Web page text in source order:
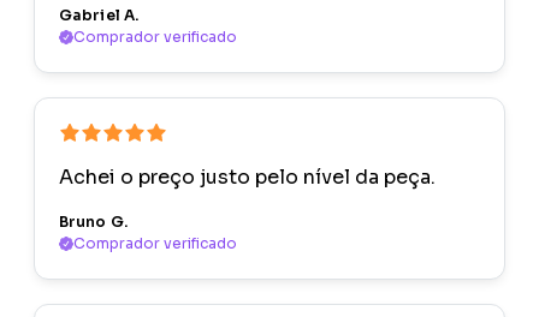
Gabriel A.
Comprador verificado
Achei o preço justo pelo nível da peça.
Bruno G.
Comprador verificado